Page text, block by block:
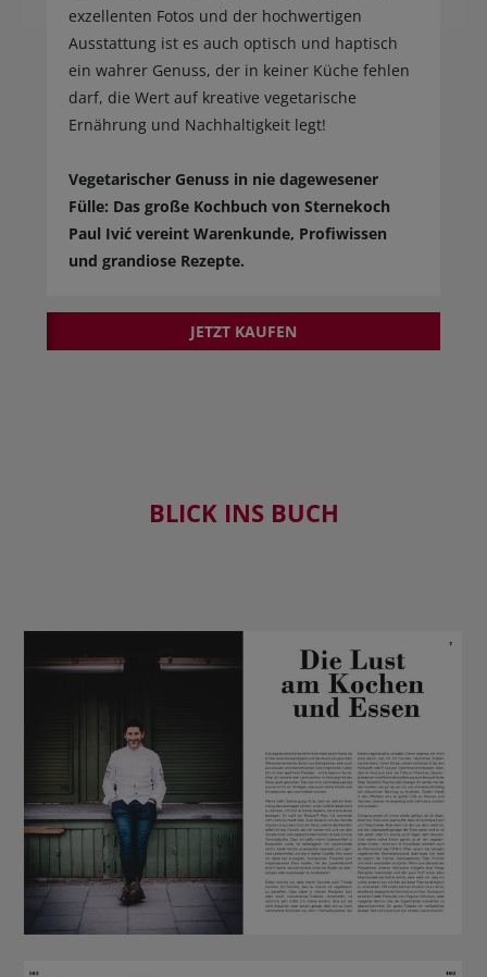
exzellenten Fotos und der hochwertigen
Ausstattung ist es auch optisch und haptisch
ein wahrer Genuss, der in keiner Küche fehlen
darf, die Wert auf kreative vegetarische
Ernährung und Nachhaltigkeit legt!
Vegetarischer Genuss in nie dagewesener
Fülle: Das große Kochbuch von Sternekoch
Paul Ivić vereint Warenkunde, Profiwissen
und grandiose Rezepte.
JETZT KAUFEN
BLICK INS BUCH